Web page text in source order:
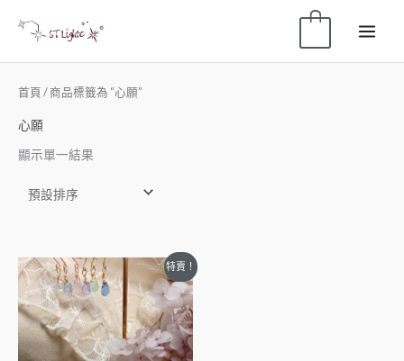
首頁 / 商品標籤為 “心願”
心願
顯示單一結果
特賣！